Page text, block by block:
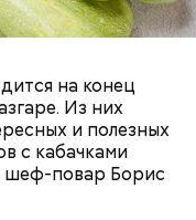
на конец
Из них
и полезных
с кабачками
шеф-повар Борис